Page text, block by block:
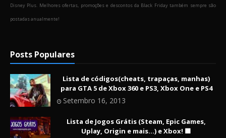
Disney Plus. Melhores ofertas, promoções e descontos da Black Friday também sempre são
postadas anualmente!
Posts Populares
Lista de códigos(cheats, trapaças, manhas)
para GTA 5 de Xbox 360 e PS3, Xbox One e PS4
Setembro 16, 2013
Lista de Jogos Grátis (Steam, Epic Games,
Uplay, Origin e mais...) e Xbox! 🟩